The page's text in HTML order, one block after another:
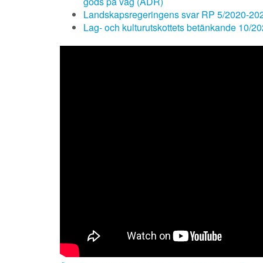
Landskapsregeringens svar RP 5/2020-
Lag- och kulturutskottets betänkande 10/